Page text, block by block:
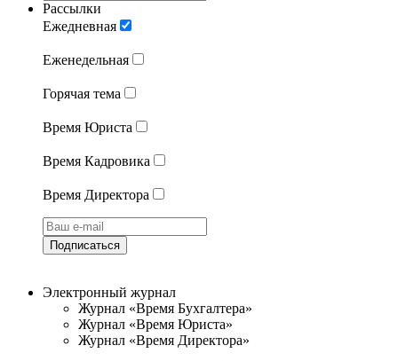
Рассылки
Ежедневная
Еженедельная
Горячая тема
Время Юриста
Время Кадровика
Время Директора
Подписаться
Электронный журнал
Журнал «Время Бухгалтера»
Журнал «Время Юриста»
Журнал «Время Директора»